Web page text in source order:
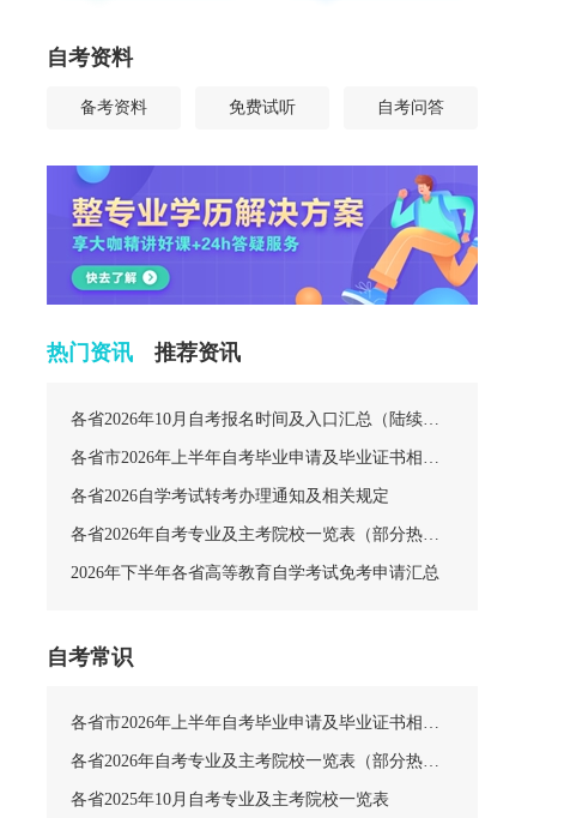
自考资料
备考资料 免费试听 自考问答
热门资讯
各省2026年10月自考报名时间及入口汇总（陆续更新中）
各省市2026年上半年自考毕业申请及毕业证书相关安排汇总
各省2026自学考试转考办理通知及相关规定
各省2026年自考专业及主考院校一览表（部分热门专业）
2026年下半年各省高等教育自学考试免考申请汇总
推荐资讯
自考常识
各省市2026年上半年自考毕业申请及毕业证书相关安排汇总
各省2026年自考专业及主考院校一览表（部分热门专业）
各省2025年10月自考专业及主考院校一览表